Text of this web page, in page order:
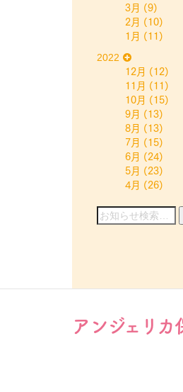
3月
(9)
2月
(10)
1月
(11)
2022
12月
(12)
11月
(11)
10月
(15)
9月
(13)
8月
(13)
7月
(15)
6月
(24)
5月
(23)
4月
(26)
アンジェリカ